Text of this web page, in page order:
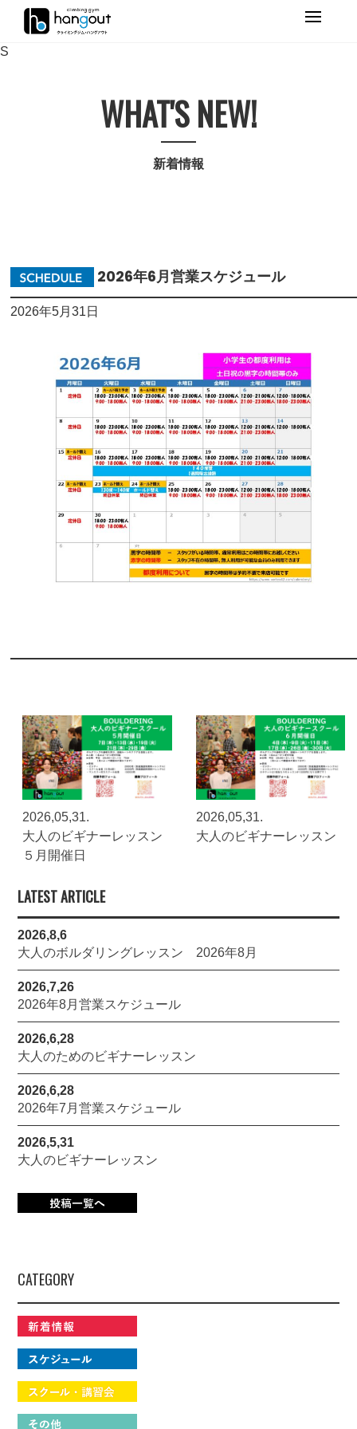
Primary
S
WHAT'S NEW!
新着情報
2026年6月営業スケジュール
2026年5月31日
2026,05,31.
大人のビギナーレッスン
５月開催日
2026,05,31.
大人のビギナーレッスン
LATEST ARTICLE
2026,8,6
大人のボルダリングレッスン 2026年8月
2026,7,26
2026年8月営業スケジュール
2026,6,28
大人のためのビギナーレッスン
2026,6,28
2026年7月営業スケジュール
2026,5,31
大人のビギナーレッスン
CATEGORY